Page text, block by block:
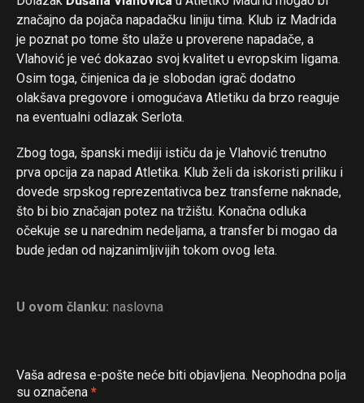
značajno da pojača napadačku liniju tima. Klub iz Madrida
je poznat po tome što ulaže u proverene napadače, a
Vlahović je već dokazao svoj kvalitet u evropskim ligama.
Osim toga, činjenica da je slobodan igrač dodatno
olakšava pregovore i omogućava Atletiku da brzo reaguje
na eventualni odlazak Serlota.
Zbog toga, španski mediji ističu da je Vlahović trenutno
prva opcija za napad Atletika. Klub želi da iskoristi priliku i
dovede srpskog reprezentativca bez transferne naknade,
što bi bio značajan potez na tržištu. Konačna odluka
očekuje se u narednim nedeljama, a transfer bi mogao da
bude jedan od najzanimljivijih tokom ovog leta.
U ovom članku: naslovna
Vaša adresa e-pošte neće biti objavljena. Neophodna polja
su označena *